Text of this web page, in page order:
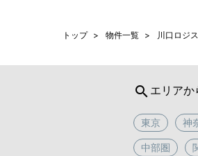
トップ 物件一覧 川口ロジ
search エリアか
東京 神
中部圏